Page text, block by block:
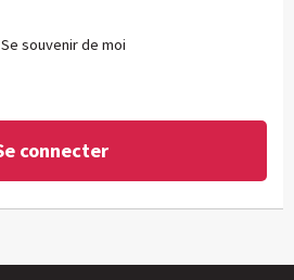
Se souvenir de moi